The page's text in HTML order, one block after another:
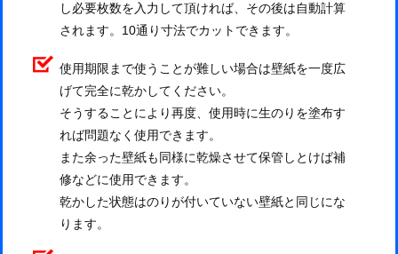
し必要枚数を入力して頂ければ、その後は自動計算
されます。10通り寸法でカットできます。
使用期限まで使うことが難しい場合は壁紙を一度広
げて完全に乾かしてください。
そうすることにより再度、使用時に生のりを塗布す
れば問題なく使用できます。
また余った壁紙も同様に乾燥させて保管しとけば補
修などに使用できます。
乾かした状態はのりが付いていない壁紙と同じにな
ります。